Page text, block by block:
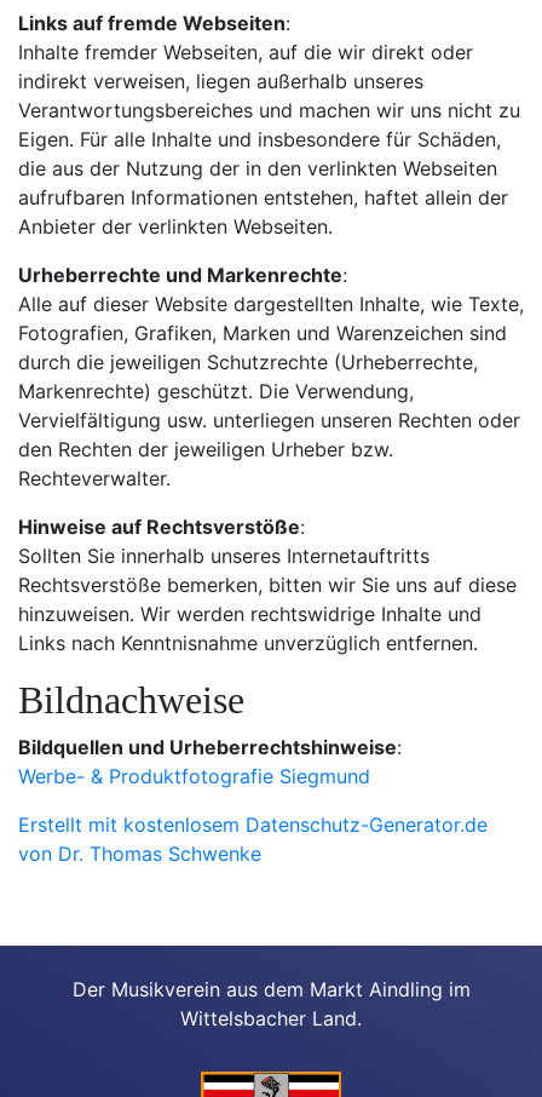
Links auf fremde Webseiten:
Inhalte fremder Webseiten, auf die wir direkt oder
indirekt verweisen, liegen außerhalb unseres
Verantwortungsbereiches und machen wir uns nicht zu
Eigen. Für alle Inhalte und insbesondere für Schäden,
die aus der Nutzung der in den verlinkten Webseiten
aufrufbaren Informationen entstehen, haftet allein der
Anbieter der verlinkten Webseiten.
Urheberrechte und Markenrechte:
Alle auf dieser Website dargestellten Inhalte, wie Texte,
Fotografien, Grafiken, Marken und Warenzeichen sind
durch die jeweiligen Schutzrechte (Urheberrechte,
Markenrechte) geschützt. Die Verwendung,
Vervielfältigung usw. unterliegen unseren Rechten oder
den Rechten der jeweiligen Urheber bzw.
Rechteverwalter.
Hinweise auf Rechtsverstöße:
Sollten Sie innerhalb unseres Internetauftritts
Rechtsverstöße bemerken, bitten wir Sie uns auf diese
hinzuweisen. Wir werden rechtswidrige Inhalte und
Links nach Kenntnisnahme unverzüglich entfernen.
Bildnachweise
Bildquellen und Urheberrechtshinweise:
Werbe- & Produktfotografie Siegmund
Erstellt mit kostenlosem Datenschutz-Generator.de
von Dr. Thomas Schwenke
Der Musikverein aus dem Markt Aindling im
Wittelsbacher Land.